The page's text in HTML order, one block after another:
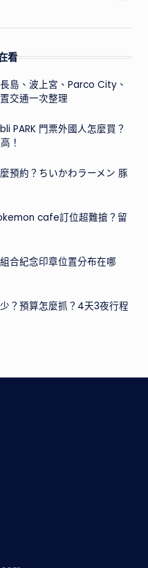
看
島、波上宮、Parco City、
交通一次整理
PARK 門票外國人怎麼買？
！
預約？ちいかわラーメン 豚
cafe訂位超難搶？留
合紀念印章位置分布在哪
？預算怎麼抓？4天3夜行程